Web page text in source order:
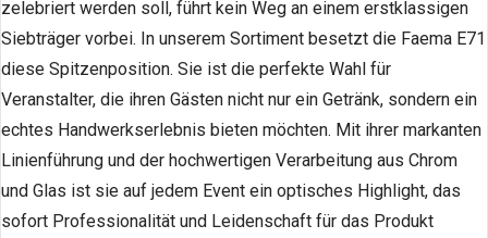
zelebriert werden soll, führt kein Weg an einem erstklassigen
Siebträger vorbei. In unserem Sortiment besetzt die Faema E71
diese Spitzenposition. Sie ist die perfekte Wahl für
Veranstalter, die ihren Gästen nicht nur ein Getränk, sondern ein
echtes Handwerkserlebnis bieten möchten. Mit ihrer markanten
Linienführung und der hochwertigen Verarbeitung aus Chrom
und Glas ist sie auf jedem Event ein optisches Highlight, das
sofort Professionalität und Leidenschaft für das Produkt